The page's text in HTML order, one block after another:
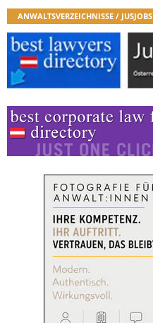
ANWALTSVERZEICHNISSE / JUSJOBS